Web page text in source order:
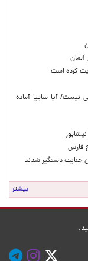
کرده است
نیست/ آیا سایپا آماده
جنایت دستگیر شدند
بیشتر